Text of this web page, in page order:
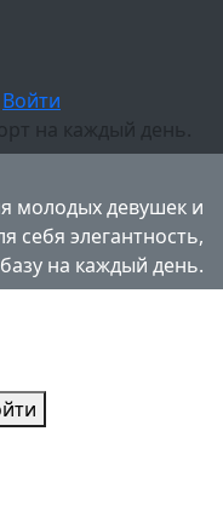
Войти
на каждый день.
молодых девушек и
элегантность,
на каждый день.